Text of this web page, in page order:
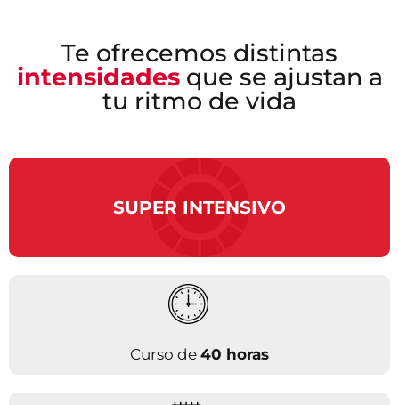
Te ofrecemos distintas
intensidadesque se ajustan a
tu ritmo de vida
SUPER INTENSIVO
Curso de 40 horas